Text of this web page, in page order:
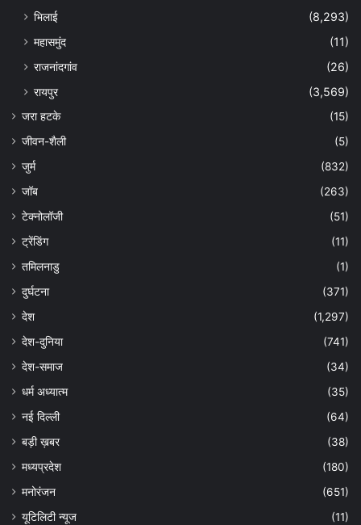
भिलाई
(8,293)
महासमुंद
(11)
राजनांदगांव
(26)
रायपुर
(3,569)
जरा हटके
(15)
जीवन-शैली
(5)
जुर्म
(832)
जॉब
(263)
टेक्नोलॉजी
(51)
ट्रेंडिंग
(11)
तमिलनाडु
(1)
दुर्घटना
(371)
देश
(1,297)
देश-दुनिया
(741)
देश-समाज
(34)
धर्म अध्यात्म
(35)
नई दिल्ली
(64)
बड़ी ख़बर
(38)
मध्यप्रदेश
(180)
मनोरंजन
(651)
यूटिलिटी न्यूज
(11)